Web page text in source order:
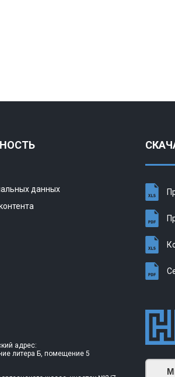
данных
адрес:
литера Б, помещение 5